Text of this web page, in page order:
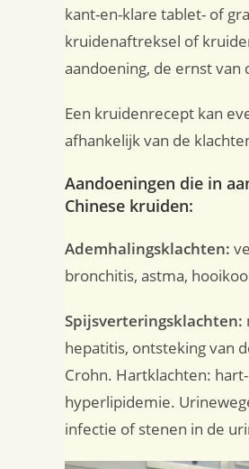
kant-en-klare tablet- of
kruidenaftreksel of
aandoening, de ernst
Een kruidenrecept kan
afhankelijk van de
Aandoeningen die in
Chinese kruiden:
Ademhalingsklachten:
bronchitis, astma,
Spijsverteringsklachten:
hepatitis, ontsteking van
Crohn. Hartklachten:
hyperlipidemie.
infectie of stenen in de